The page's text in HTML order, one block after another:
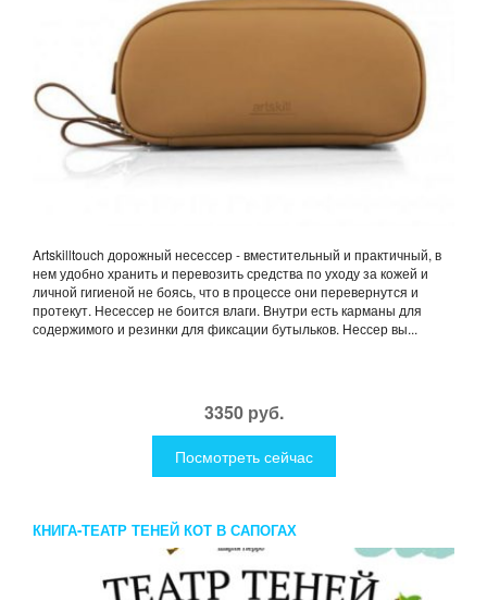
Artskilltouch дорожный несессер - вместительный и практичный, в
нем удобно хранить и перевозить средства по уходу за кожей и
личной гигиеной не боясь, что в процессе они перевернутся и
протекут. Несессер не боится влаги. Внутри есть карманы для
содержимого и резинки для фиксации бутыльков. Нессер вы...
3350 руб.
Посмотреть сейчас
КНИГА-ТЕАТР ТЕНЕЙ КОТ В САПОГАХ